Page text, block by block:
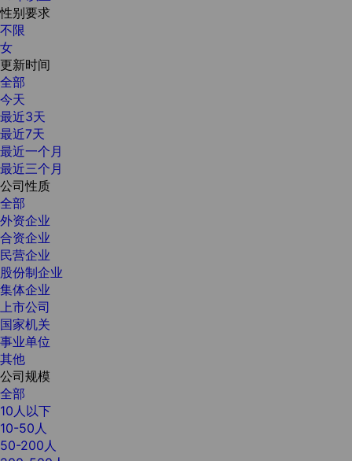
性别要求
不限
女
更新时间
全部
今天
最近3天
最近7天
最近一个月
最近三个月
公司性质
全部
外资企业
合资企业
民营企业
股份制企业
集体企业
上市公司
国家机关
事业单位
其他
公司规模
全部
10人以下
10-50人
50-200人